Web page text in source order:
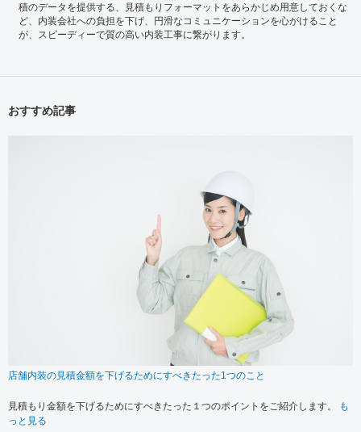
積のデータを提供する、見積もりフォーマットをあらかじめ用意しておくな
ど、内装会社への負担を下げ、円滑なコミュニケーションを心がけること
が、スピーディーで質の高い内装工事に繋がります。
おすすめ記事
店舗内装の見積金額を下げるためにすべきたった1つのこと
見積もり金額を下げるためにすべきたった１つのポイントをご紹介します。
も
っと見る